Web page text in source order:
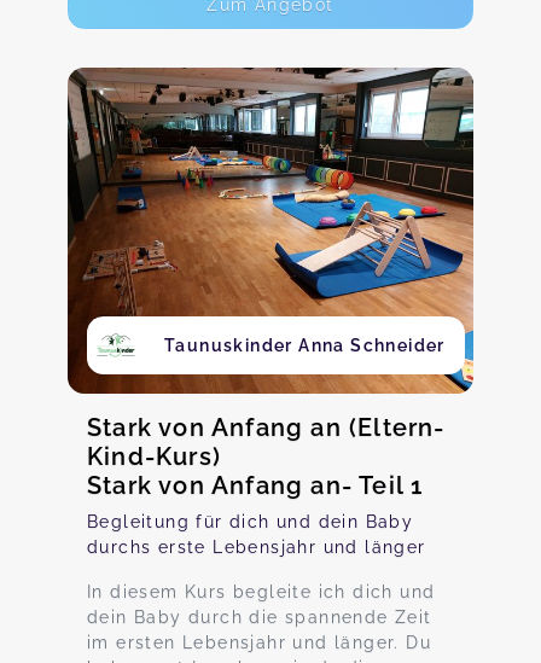
Zum Angebot
Taunuskinder Anna Schneider
Stark von Anfang an (Eltern-
Kind-Kurs)
Stark von Anfang an- Teil 1
Begleitung für dich und dein Baby
durchs erste Lebensjahr und länger
In diesem Kurs begleite ich dich und
dein Baby durch die spannende Zeit
im ersten Lebensjahr und länger. Du